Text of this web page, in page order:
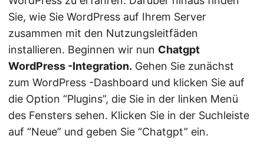
Sie, wie Sie WordPress auf Ihrem Server
zusammen mit den Nutzungsleitfäden
installieren. Beginnen wir nun Chatgpt
WordPress -Integration. Gehen Sie zunächst
zum WordPress -Dashboard und klicken Sie auf
die Option “Plugins”, die Sie in der linken Menü
des Fensters sehen. Klicken Sie in der Suchleiste
auf “Neue” und geben Sie “Chatgpt” ein.